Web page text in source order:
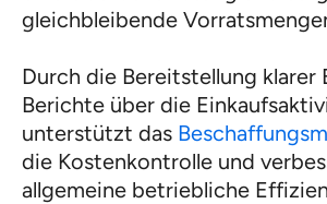
gleichbleibende
Durch die Bereitstellung klarer
Berichte über die
unterstützt das
die Kostenkontrolle und
allgemeine betriebliche